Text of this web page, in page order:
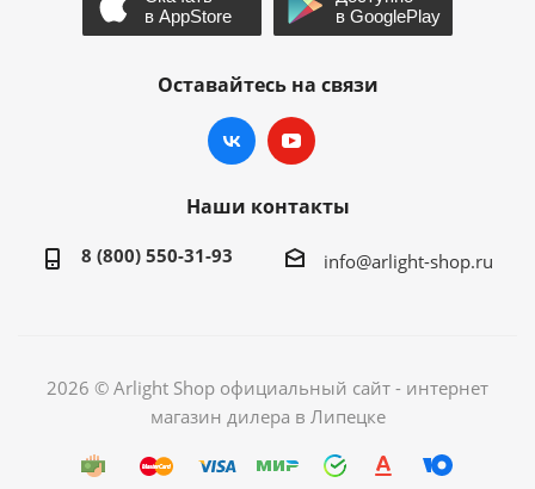
Оставайтесь на связи
Наши контакты
8 (800) 550-31-93 info@arlight-shop.ru
2026 © Arlight Shop официальный сайт - интернет
магазин дилера в Липецке